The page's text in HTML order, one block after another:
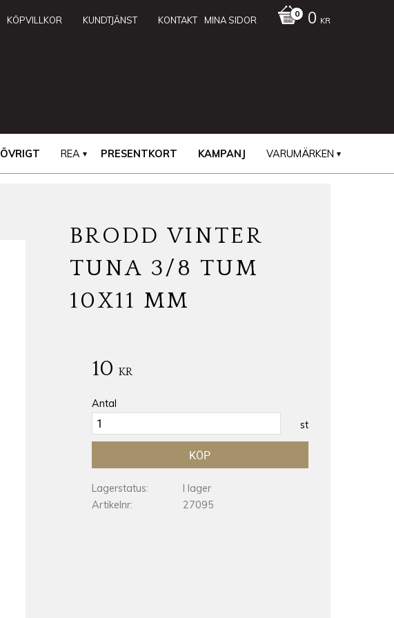
MINA SIDOR
KONTAKT
KUNDTJÄNST
KÖPVILLKOR 0 KR
ÖVRIGT REA PRESENTKORT KAMPANJ VARUMÄRKEN
BRODD VINTER
TUNA 3/8 TUM
10X11 MM
10 KR
Antal
st
KÖP
Lagerstatus
I lager
Artikelnr
27095